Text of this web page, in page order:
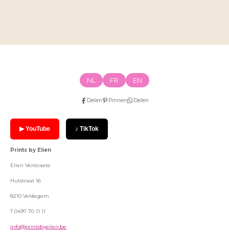
NL FR EN
Delen Pinnen Delen
▶ YouTube ♪ TikTok
Prints by Elien
Elien Verstraete
Hutstraat 16
8210 Veldegem
T 0497 70 11 11
info@printsbyelien.be